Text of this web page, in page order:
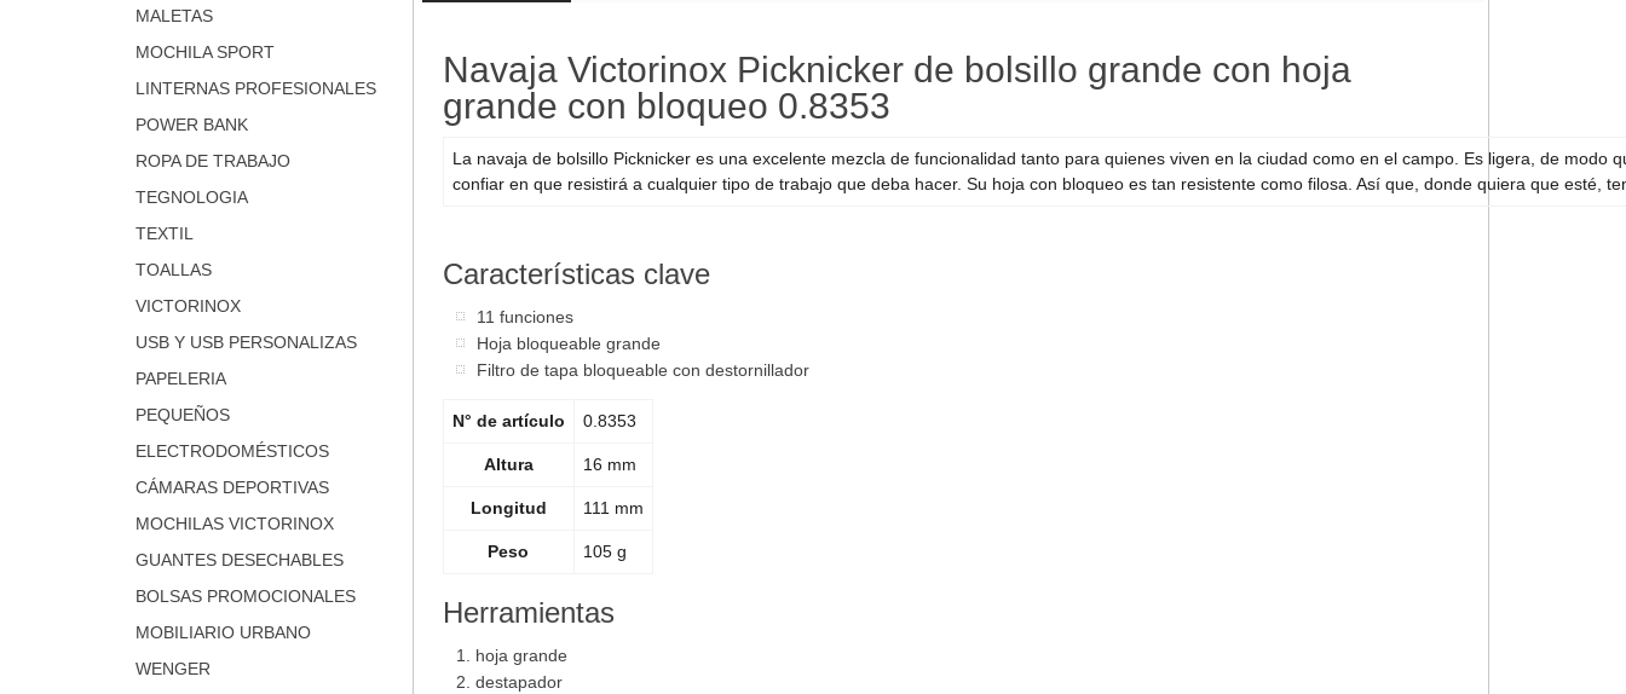
MALETAS
MOCHILA SPORT
LINTERNAS PROFESIONALES
POWER BANK
ROPA DE TRABAJO
TEGNOLOGIA
TEXTIL
TOALLAS
VICTORINOX
USB Y USB PERSONALIZAS
PAPELERIA
PEQUEÑOS
ELECTRODOMÉSTICOS
CÁMARAS DEPORTIVAS
MOCHILAS VICTORINOX
GUANTES DESECHABLES
BOLSAS PROMOCIONALES
MOBILIARIO URBANO
WENGER
Navaja Victorinox Picknicker de bolsillo grande con hoja
grande con bloqueo 0.8353
La navaja de bolsillo Picknicker es una excelente mezcla de funcionalidad tanto para quienes viven en la ciudad como en el campo. Es ligera, de modo
confiar en que resistirá a cualquier tipo de trabajo que deba hacer. Su hoja con bloqueo es tan resistente como filosa. Así que, donde quiera que esté,
Características clave
11 funciones
Hoja bloqueable grande
Filtro de tapa bloqueable con destornillador
N° de artículo 0.8353
Altura 16 mm
Longitud 111 mm
Peso 105 g
Herramientas
hoja grande
destapador